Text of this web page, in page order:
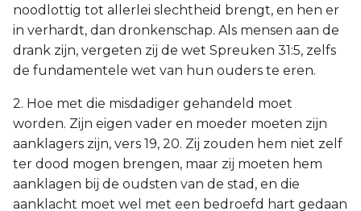
noodlottig tot allerlei slechtheid brengt, en hen er
in verhardt, dan dronkenschap. Als mensen aan de
drank zijn, vergeten zij de wet Spreuken 31:5, zelfs
de fundamentele wet van hun ouders te eren.
2. Hoe met die misdadiger gehandeld moet
worden. Zijn eigen vader en moeder moeten zijn
aanklagers zijn, vers 19, 20. Zij zouden hem niet zelf
ter dood mogen brengen, maar zij moeten hem
aanklagen bij de oudsten van de stad, en die
aanklacht moet wel met een bedroefd hart gedaan